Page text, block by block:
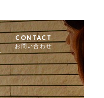
CONTACT
お問い合わせ